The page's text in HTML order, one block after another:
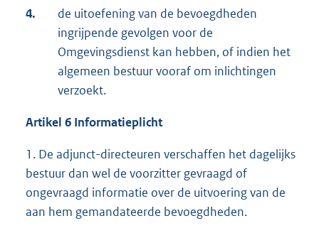
4.
de uitoefening van de bevoegdheden
ingrijpende gevolgen voor de
Omgevingsdienst kan hebben, of indien het
algemeen bestuur vooraf om inlichtingen
verzoekt.
Artikel 6 Informatieplicht
1. De adjunct-directeuren verschaffen het dagelijks
bestuur dan wel de voorzitter gevraagd of
ongevraagd informatie over de uitvoering van de
aan hem gemandateerde bevoegdheden.